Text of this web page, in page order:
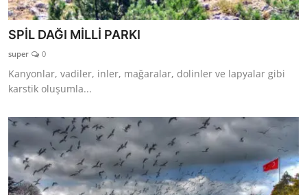
SPİL DAĞI MİLLİ PARKI
super 0
Kanyonlar, vadiler, inler, mağaralar, dolinler ve lapyalar gibi
karstik oluşumla...